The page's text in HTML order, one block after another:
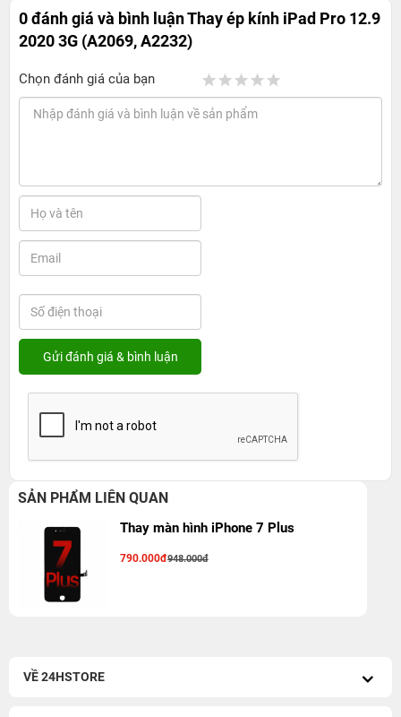
0 đánh giá và bình luậnThay ép kính iPad Pro 12.9
2020 3G (A2069, A2232)
Chọn đánh giá của bạn
SẢN PHẨM LIÊN QUAN
Thay màn hình iPhone 7 Plus
790.000đ948.000đ
VỀ 24HSTORE